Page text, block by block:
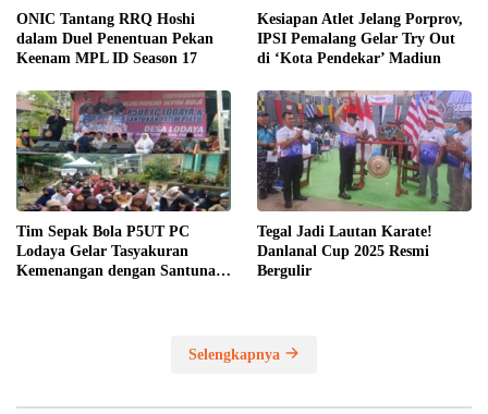
ONIC Tantang RRQ Hoshi
dalam Duel Penentuan Pekan
Keenam MPL ID Season 17
Kesiapan Atlet Jelang Porprov,
IPSI Pemalang Gelar Try Out
di ‘Kota Pendekar’ Madiun
Tim Sepak Bola P5UT PC
Lodaya Gelar Tasyakuran
Kemenangan dengan Santunan
Tegal Jadi Lautan Karate!
Danlanal Cup 2025 Resmi
Bergulir
Selengkapnya